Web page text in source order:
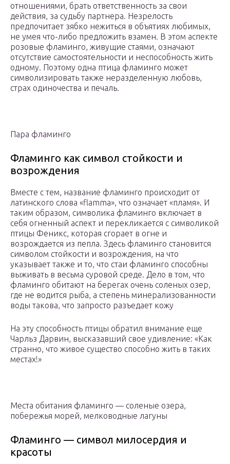
отношениями, брать ответственность за свои
действия, за судьбу партнера. Незрелость
предпочитает зябко нежиться в объятиях любимых,
не умея что-либо предложить взамен. В этом аспекте
розовые фламинго, живущие стаями, означают
отсутствие самостоятельности и неспособность жить
одному. Поэтому одна птица фламинго может
символизировать также неразделенную любовь,
страх одиночества и печаль.
Пара фламинго
Фламинго как символ стойкости и
возрождения
Вместе с тем, название фламинго происходит от
латинского слова «flamma», что означает «пламя». И
таким образом, символика фламинго включает в
себя огненный аспект и перекликается с символикой
птицы Феникс, которая сгорает в огне и
возрождается из пепла. Здесь фламинго становится
символом стойкости и возрождения, на что
указывает также и то, что стаи фламинго способны
выживать в весьма суровой среде. Дело в том, что
фламинго обитают на берегах очень соленых озер,
где не водится рыба, а степень минерализованности
воды такова, что запросто разъедает кожу
На эту способность птицы обратил внимание еще
Чарльз Дарвин, высказавший свое удивление: «Как
странно, что живое существо способно жить в таких
местах!»
Места обитания фламинго — соленые озера,
побережья морей, мелководные лагуны
Фламинго — символ милосердия и
красоты